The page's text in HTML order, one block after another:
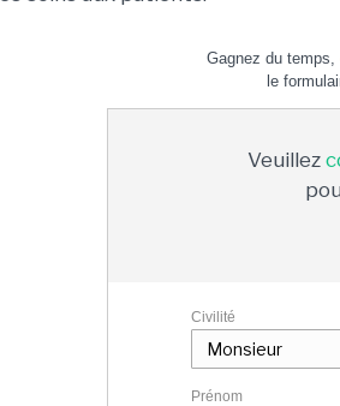
Gagnez du temps,
le
Veuillez
Civilité
Prénom